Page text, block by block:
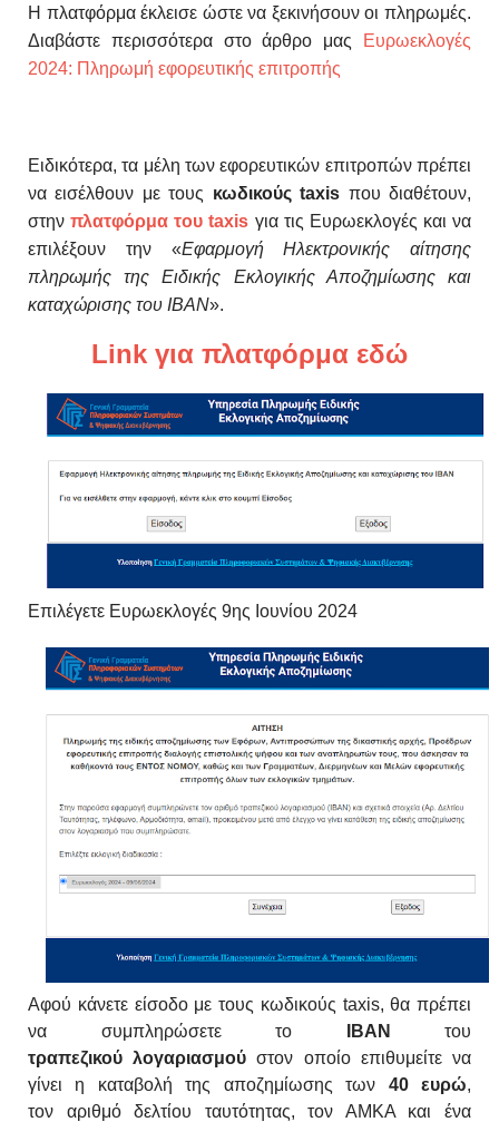
Η πλατφόρμα έκλεισε ώστε να ξεκινήσουν οι πληρωμές.
Διαβάστε περισσότερα στο άρθρο μας
Ευρωεκλογές
2024: Πληρωμή εφορευτικής επιτροπής
Ειδικότερα, τα μέλη των εφορευτικών επιτροπών πρέπει
να εισέλθουν με τους κωδικούς taxis που διαθέτουν,
στηνπλατφόρμα του taxis για τις Ευρωεκλογές και να
επιλέξουν την «Εφαρμογή Ηλεκτρονικής αίτησης
πληρωμής της Ειδικής Εκλογικής Αποζημίωσης και
καταχώρισης του ΙΒΑΝ».
Link για πλατφόρμα εδώ
Επιλέγετε Ευρωεκλογές 9ης Ιουνίου 2024
Αφού κάνετε είσοδο με τους κωδικούς taxis, θα πρέπει
να συμπληρώσετε το
ΙΒΑΝ
του
τραπεζικού λογαριασμού στον οποίο επιθυμείτε να
γίνει η καταβολή της αποζημίωσης των 40 ευρώ,
τον αριθμό δελτίου ταυτότητας, τον ΑΜΚΑ και ένα